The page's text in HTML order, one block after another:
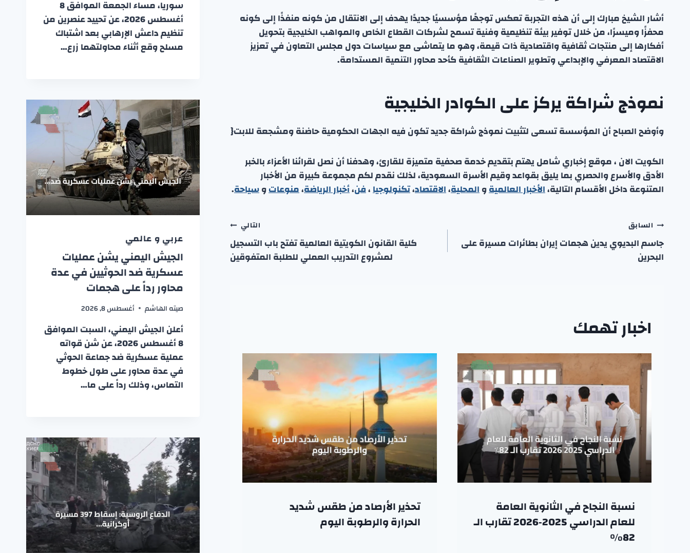
أشار الشيخ مبارك إلى أن هذه التجربة تعكس توجهًا مؤسسيًا جديدًا يهدف إلى الانتقال من كونه منفذًا إلى كونه
محفزًا وميسرًا، من خلال توفير بيئة تنظيمية وفنية تسمح لشركات القطاع الخاص والمواهب الخليجية بتحويل
أفكارها إلى منتجات ثقافية واقتصادية ذات قيمة، وهو ما يتماشى مع سياسات دول مجلس التعاون في تعزيز
الاقتصاد المعرفي والإبداعي وتطوير الصناعات الثقافية كأحد محاور التنمية المستدامة.
نموذج شراكة يركز على الكوادر الخليجية
وأوضح الصباح أن المؤسسة تسعى لتثبيت نموذج شراكة جديد تكون فيه الجهات الحكومية حاضنة ومشجعة للابت{
الكويت الان ، موقع إخباري شامل يهتم بتقديم خدمة صحفية متميزة للقارئ، وهدفنا أن نصل لقرائنا الأعزاء بالخبر
الأدق والأسرع والحصري بما يليق بقواعد وقيم الأسرة السعودية، لذلك نقدم لكم مجموعة كبيرة من الأخبار
المتنوعة داخل الأقسام التالية،الأخبار العالميةوالمحلية،الاقتصاد،تكنولوجيا،فن،أخبار الرياضة،منوعاتوسياحة.
تصفّح
المقالات
السابق
جاسم البديوي يدين هجمات إيران بطائرات مسيرة على
البحرين
التالي
كلية القانون الكويتية العالمية تفتح باب التسجيل
لمشروع التدريب العملي للطلبة المتفوقين
اخبار تهمك
نسبة النجاح في الثانوية العامة
للعام الدراسي 2025‑2026 تقارب الـ
82٪
تحذير الأرصاد من طقس شديد
الحرارة والرطوبة اليوم
سوريا، مساء الجمعة الموافق 8
أغسطس 2026، عن تحييد عنصرين من
تنظيم داعش الإرهابي بعد اشتباك
مسلح وقع أثناء محاولتهما زرع…
عربي و عالمي
الجيش اليمني يشن عمليات
عسكرية ضد الحوثيين في عدة
محاور رداً على هجمات
صيته الهاشم أغسطس 8, 2026
أعلن الجيش اليمني، السبت الموافق
8 أغسطس 2026، عن شن قواته
عملية عسكرية ضد جماعة الحوثي
في عدة محاور على طول خطوط
التماس، وذلك رداً على ما…